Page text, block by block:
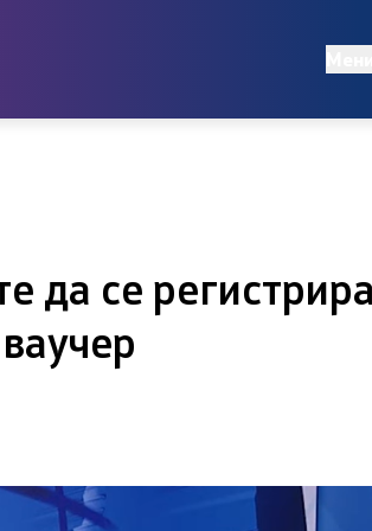
Годишни планови
да се